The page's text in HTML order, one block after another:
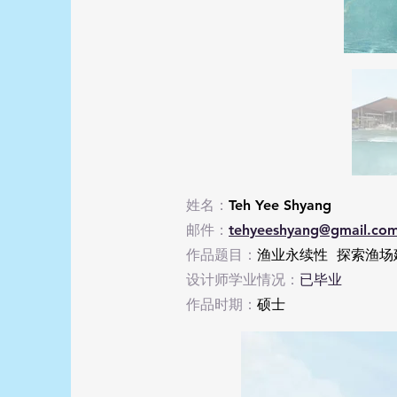
姓名： Teh Yee Shyang
邮件：
作品题目： 渔业永续性 探索渔场
设计师学业情况： 已毕业
作品时期： 硕士